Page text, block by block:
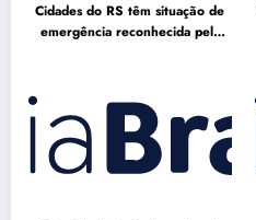
Cidades do RS têm situação de
emergência reconhecida pela